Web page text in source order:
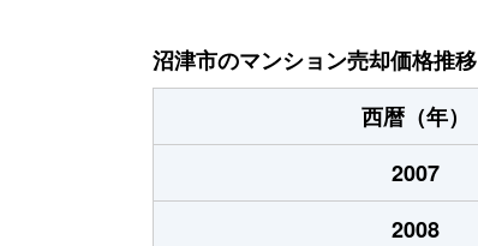
西条町
1,000万円
三枚橋町
1,900万円
志下
350万円
沼津市のマンション売却価格推移
西暦（年）
2007
2008